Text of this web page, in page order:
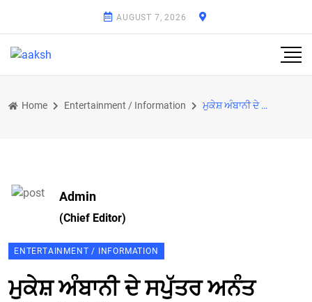
AUGUST 7, 2026
Home Entertainment / Information ਮੁਕੇਸ਼ ਅੰਬਾਨੀ ਦੇ ਸਪੁੱਤਰ ਅਨੰਤ ਅੰਬਾਨੀ ਦੇ ਵਿਆਹ ਸਮਾਗਮ ਵਿਚ ਪਹੁੰਚੇ ਲਾਲੂ ਪ੍ਰਸਾਦ ਯਾਦਵ
Admin
(Chief Editor)
ENTERTAINMENT / INFORMATION
ਮੁਕੇਸ਼ ਅੰਬਾਨੀ ਦੇ ਸਪੁੱਤਰ ਅਨੰਤ